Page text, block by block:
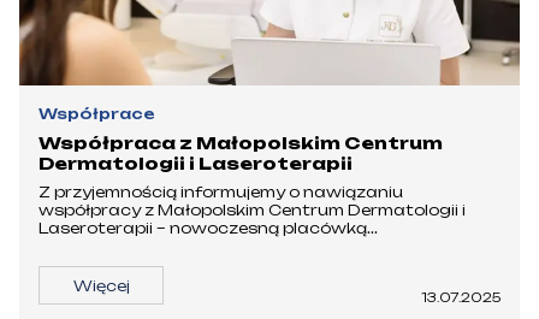
Współprace
Współpraca z Małopolskim Centrum
Dermatologii i Laseroterapii
Z przyjemnością informujemy o nawiązaniu
współpracy z Małopolskim Centrum Dermatologii i
Laseroterapii – nowoczesną placówką...
Więcej
13.07.2025